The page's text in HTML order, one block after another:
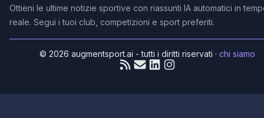
Ottieni le ultime notizie sportive con riassunti IA automatici in
reale. Segui i tuoi club, competizioni e sport preferiti.
© 2026 augmentsport.ai - tutti i diritti riservati · chi siamo